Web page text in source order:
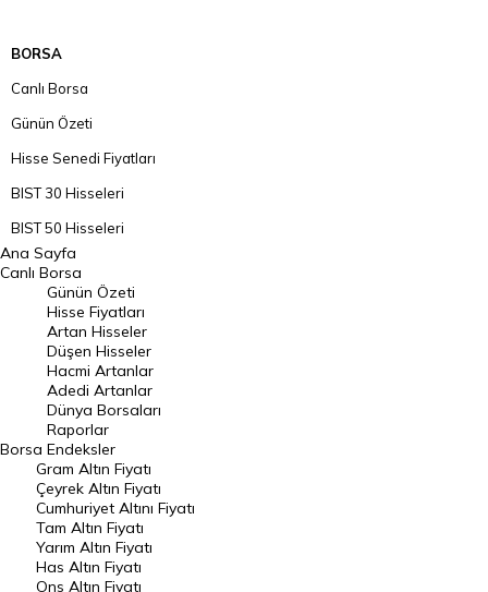
BORSA
Canlı Borsa
Günün Özeti
Hisse Senedi Fiyatları
BIST 30 Hisseleri
BIST 50 Hisseleri
BIST 100 Hisseleri
En Çok Artan Hisseler
En Çok Düşen Hisseler
Hacmi Artanlar
Geçmiş Kapanışlar
Dünya Borsaları
Raporlar
Endeksler
DÖVİZ
Döviz Kuru
Ana Sayfa
Canlı Borsa
Borsa
Günün Özeti
Hisse Fiyatları
Artan Hisseler
Düşen Hisseler
Hacmi Artanlar
Adedi Artanlar
Dünya Borsaları
Raporlar
Endeksler
Gram Altın Fiyatı
Çeyrek Altın Fiyatı
Cumhuriyet Altını Fiyatı
Tam Altın Fiyatı
Yarım Altın Fiyatı
Has Altın Fiyatı
Ons Altın Fiyatı